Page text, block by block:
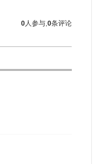
0条评论
0人参与,